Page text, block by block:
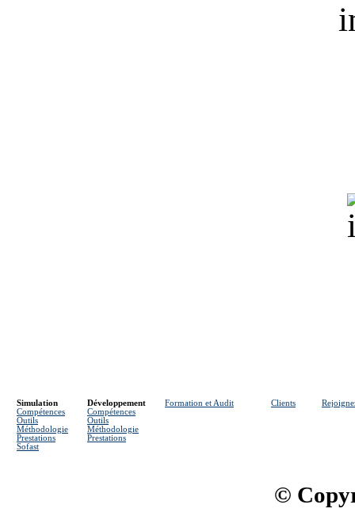
Simulation
Compétences
Outils
Méthodologie
Prestations
Sofast
Développement
Compétences
Outils
Méthodologie
Prestations
Formation et Audit Clients
©